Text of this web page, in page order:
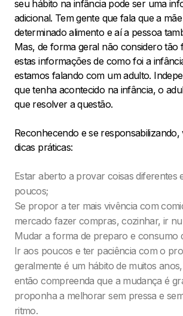
seu hábito na infância pode ser uma
adicional. Tem gente que fala que a
determinado alimento e aí a pessoa
Mas, de forma geral não considero tão
estas informações de como foi a
estamos falando com um adulto.
que tenha acontecido na infância, o
que resolver a questão.
Reconhecendo e se
dicas práticas:
Estar aberto a provar coisas diferentes
poucos;
Se propor a ter mais vivência com
mercado fazer compras, cozinhar, ir
Mudar a forma de preparo e consumo
Ir aos poucos e ter paciência com o
geralmente é um hábito de muitos
então compreenda que a mudança é
proponha a melhorar sem pressa e
ritmo.